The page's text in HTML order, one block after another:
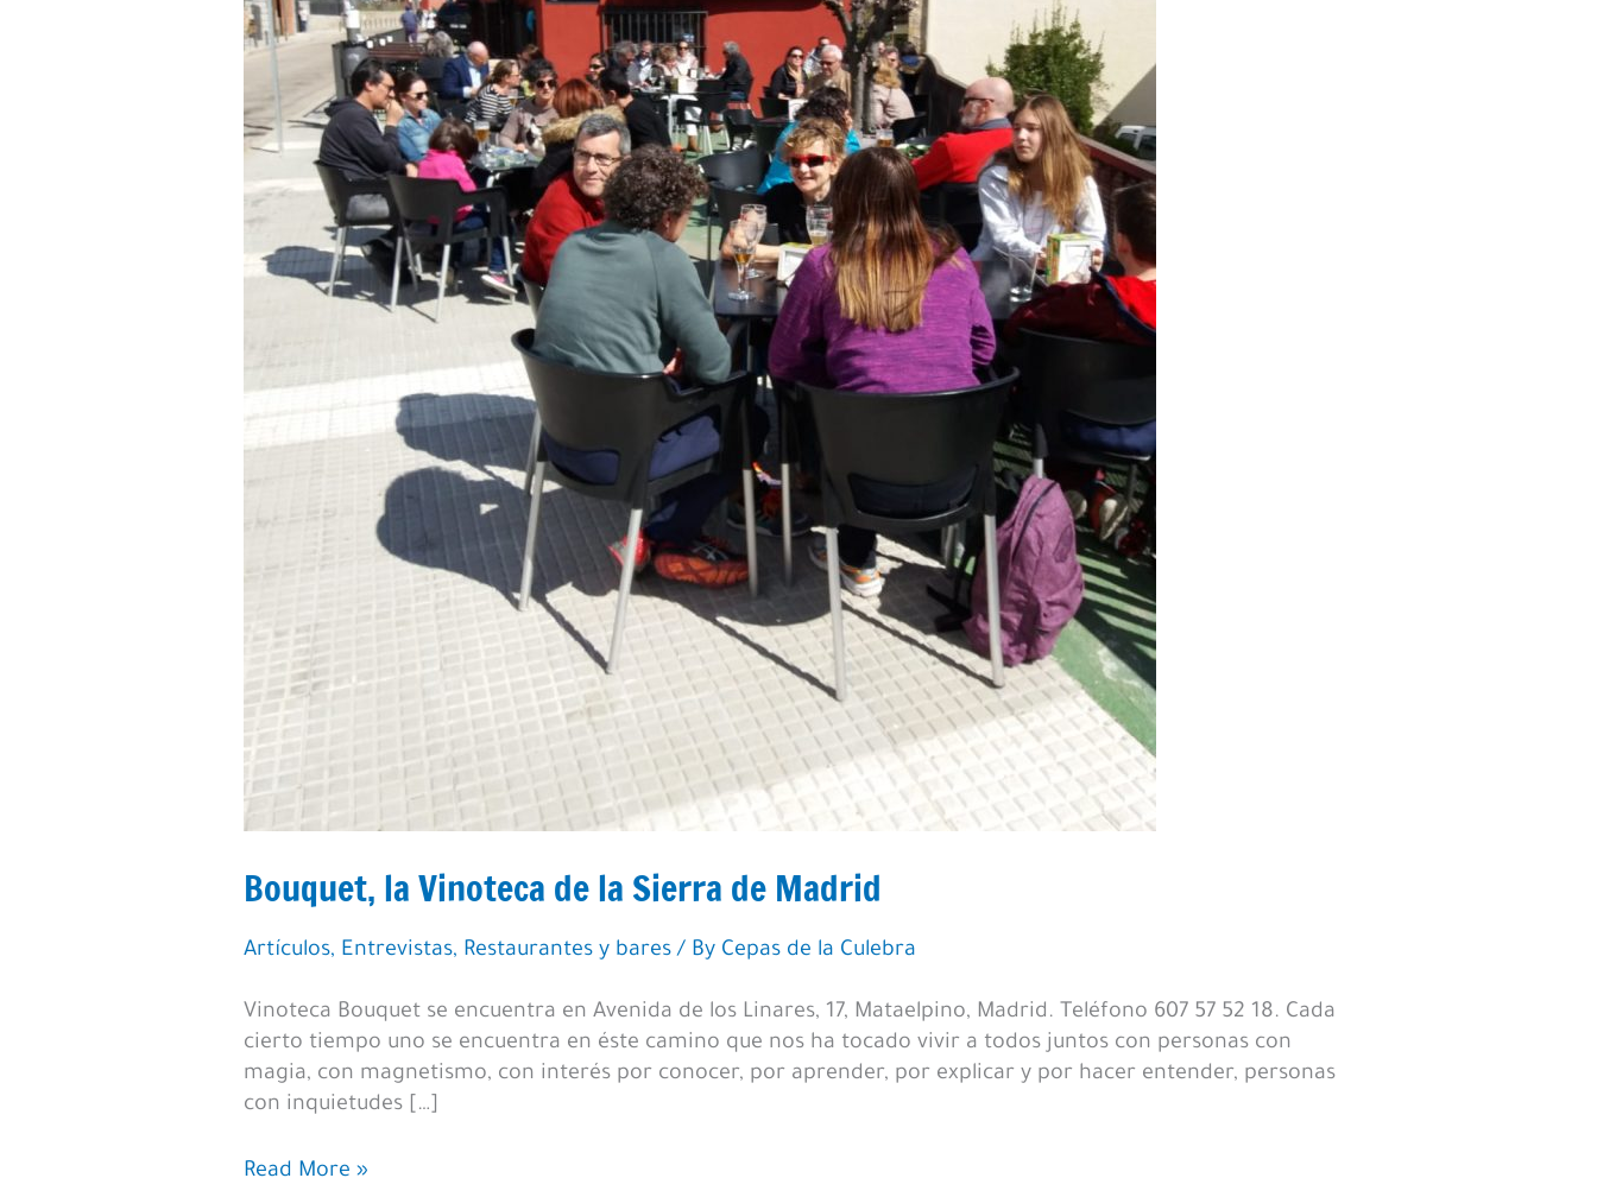
Bouquet, la Vinoteca de la Sierra de Madrid
Artículos, Entrevistas, Restaurantes y bares / By Cepas de la Culebra
Vinoteca Bouquet se encuentra en Avenida de los Linares, 17, Mataelpino, Madrid. Teléfono 607 57 52 18. Cada
cierto tiempo uno se encuentra en éste camino que nos ha tocado vivir a todos juntos con personas con
magia, con magnetismo, con interés por conocer, por aprender, por explicar y por hacer entender, personas
con inquietudes […]
Bouquet,
Read More »